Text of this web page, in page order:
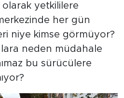
olarak yetkililere
her gün
niye kimse görmüyor?
neden müdahale
bu sürücülere